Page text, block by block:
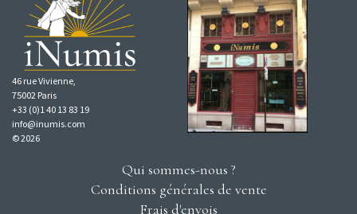
46 rue Vivienne,
75002 Paris
+33 (0)1 40 13 83 19
info@inumis.com
© 2026
Qui sommes-nous ?
Conditions générales de vente
Frais d'envois